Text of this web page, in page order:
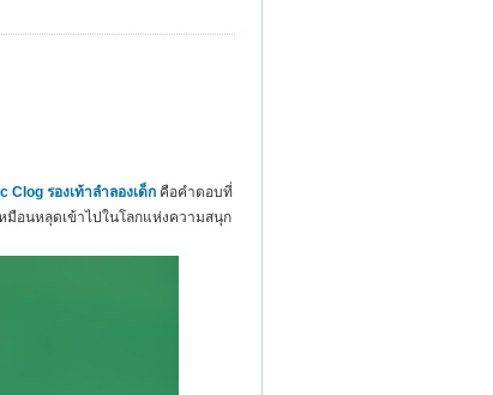
Clog รองเท้าลำลองเด็ก คือคำตอบที่
มือนหลุดเข้าไปในโลกแห่งความสนุก